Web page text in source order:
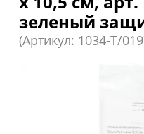
зеленый
(Артикул: 1034-T/